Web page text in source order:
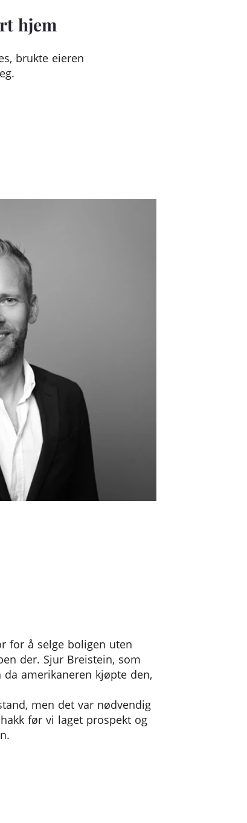
hjem
brukte eieren
for å selge boligen uten
der. Sjur Breistein, som
amerikaneren kjøpte den,
men det var nødvendig
før vi laget prospekt og